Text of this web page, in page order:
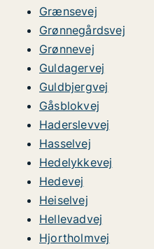
Grænsevej
Grønnegårdsvej
Grønnevej
Guldagervej
Guldbjergvej
Gåsblokvej
Haderslevvej
Hasselvej
Hedelykkevej
Hedevej
Heiselvej
Hellevadvej
Hjortholmvej